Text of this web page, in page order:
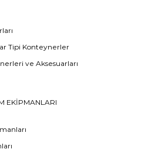
Tipi Konteynerler
ve Aksesuarları
EKİPMANLARI